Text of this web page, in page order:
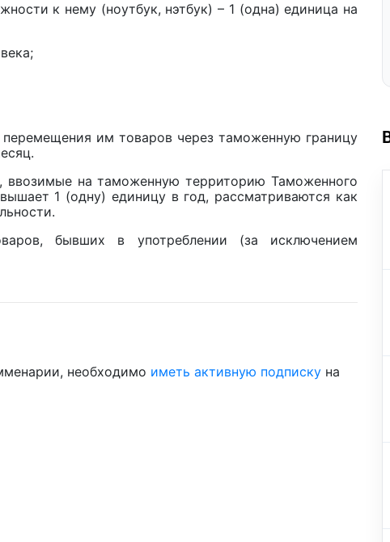
к нему (ноутбук, нэтбук) – 1 (одна) единица на
им товаров через таможенную границу
ввозимые на таможенную территорию Таможенного
1 (одну) единицу в год, рассматриваются как
бывших в употреблении (за исключением
необходимо иметь активную подписку на